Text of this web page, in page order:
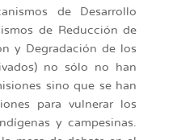
de Desarrollo
de Reducción de
y Degradación de los
no sólo no han
sino que se han
para vulnerar los
y campesinas.